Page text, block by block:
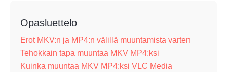
Opasluettelo
Erot MKV:n ja MP4:n välillä muuntamista varten
Tehokkain tapa muuntaa MKV MP4:ksi
Kuinka muuntaa MKV MP4:ksi VLC Media